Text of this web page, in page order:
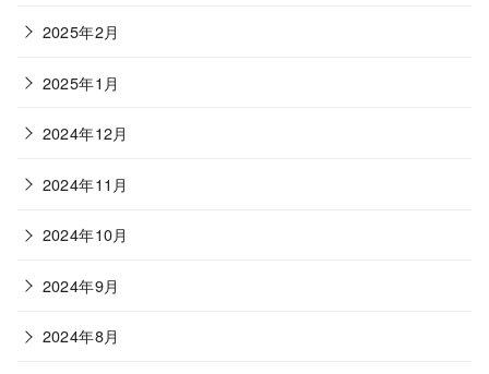
2025年2月
2025年1月
2024年12月
2024年11月
2024年10月
2024年9月
2024年8月